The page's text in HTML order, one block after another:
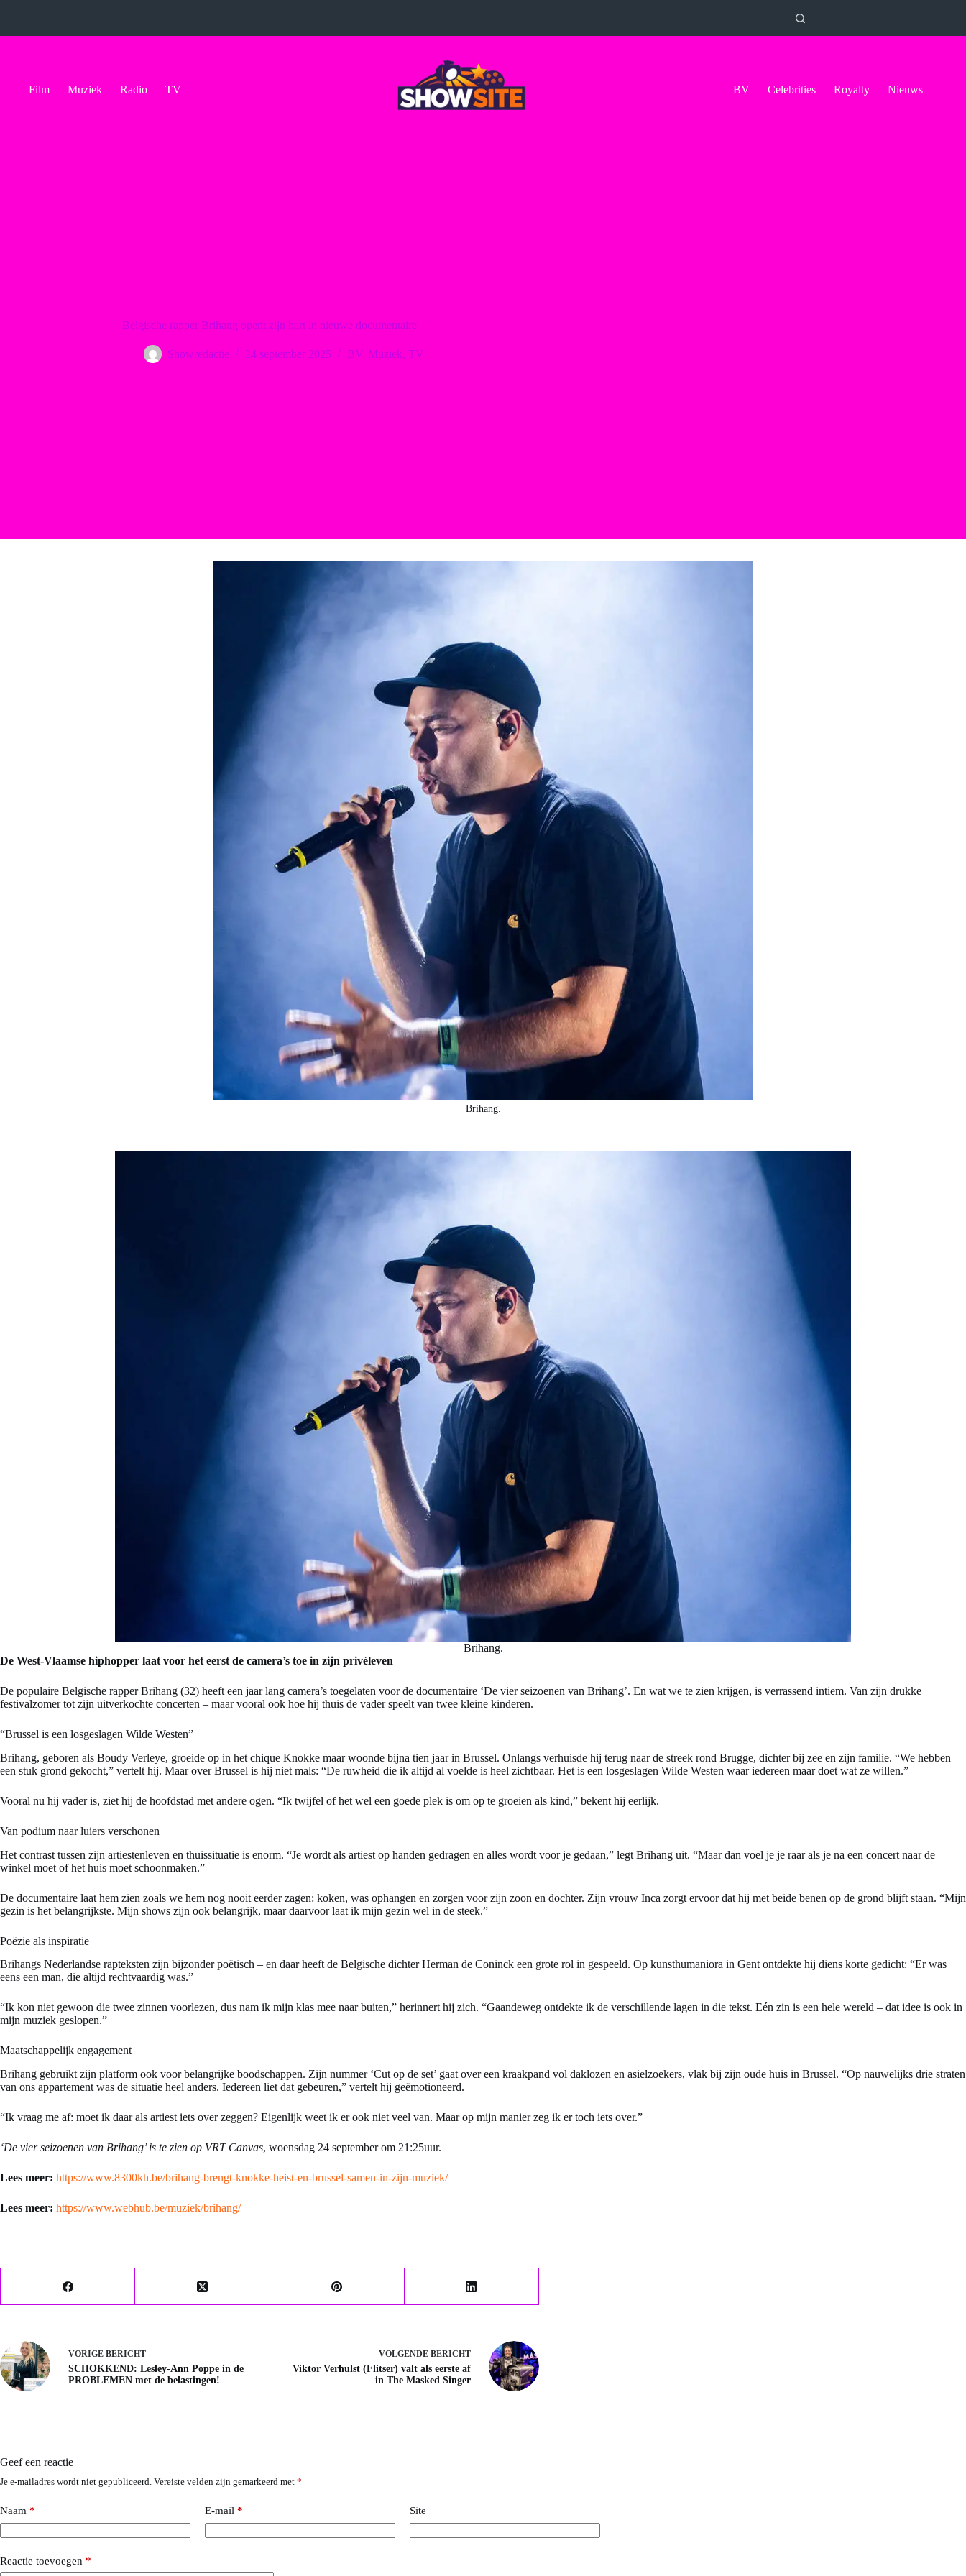
Film Muziek Radio TV BV Celebrities Royalty Nieuws
Belgische rapper Brihang opent zijn hart in nieuwe documentaire
Showredactie 24 september 2025 BV, Muziek, TV
Brihang.
Brihang.
De West-Vlaamse hiphopper laat voor het eerst de camera’s toe in zijn privéleven
De populaire Belgische rapper Brihang (32) heeft een jaar lang camera’s toegelaten voor de documentaire ‘De vier seizoenen van Brihang’. En wat we te zien krijgen, is verrassend intiem. Van zijn drukke
festivalzomer tot zijn uitverkochte concerten – maar vooral ook hoe hij thuis de vader speelt van twee kleine kinderen.
“Brussel is een losgeslagen Wilde Westen”
Brihang, geboren als Boudy Verleye, groeide op in het chique Knokke maar woonde bijna tien jaar in Brussel. Onlangs verhuisde hij terug naar de streek rond Brugge, dichter bij zee en zijn familie. “We hebben
een stuk grond gekocht,” vertelt hij. Maar over Brussel is hij niet mals: “De ruwheid die ik altijd al voelde is heel zichtbaar. Het is een losgeslagen Wilde Westen waar iedereen maar doet wat ze willen.”
Vooral nu hij vader is, ziet hij de hoofdstad met andere ogen. “Ik twijfel of het wel een goede plek is om op te groeien als kind,” bekent hij eerlijk.
Van podium naar luiers verschonen
Het contrast tussen zijn artiestenleven en thuissituatie is enorm. “Je wordt als artiest op handen gedragen en alles wordt voor je gedaan,” legt Brihang uit. “Maar dan voel je je raar als je na een concert naar de
winkel moet of het huis moet schoonmaken.”
De documentaire laat hem zien zoals we hem nog nooit eerder zagen: koken, was ophangen en zorgen voor zijn zoon en dochter. Zijn vrouw Inca zorgt ervoor dat hij met beide benen op de grond blijft staan. “Mijn
gezin is het belangrijkste. Mijn shows zijn ook belangrijk, maar daarvoor laat ik mijn gezin wel in de steek.”
Poëzie als inspiratie
Brihangs Nederlandse rapteksten zijn bijzonder poëtisch – en daar heeft de Belgische dichter Herman de Coninck een grote rol in gespeeld. Op kunsthumaniora in Gent ontdekte hij diens korte gedicht: “Er was
eens een man, die altijd rechtvaardig was.”
“Ik kon niet gewoon die twee zinnen voorlezen, dus nam ik mijn klas mee naar buiten,” herinnert hij zich. “Gaandeweg ontdekte ik de verschillende lagen in die tekst. Eén zin is een hele wereld – dat idee is ook in
mijn muziek geslopen.”
Maatschappelijk engagement
Brihang gebruikt zijn platform ook voor belangrijke boodschappen. Zijn nummer ‘Cut op de set’ gaat over een kraakpand vol daklozen en asielzoekers, vlak bij zijn oude huis in Brussel. “Op nauwelijks drie straten
van ons appartement was de situatie heel anders. Iedereen liet dat gebeuren,” vertelt hij geëmotioneerd.
“Ik vraag me af: moet ik daar als artiest iets over zeggen? Eigenlijk weet ik er ook niet veel van. Maar op mijn manier zeg ik er toch iets over.”
‘De vier seizoenen van Brihang’ is te zien op VRT Canvas, woensdag 24 september om 21:25uur.
Lees meer: https://www.8300kh.be/brihang-brengt-knokke-heist-en-brussel-samen-in-zijn-muziek/
Lees meer: https://www.webhub.be/muziek/brihang/
VORIGE BERICHT
SCHOKKEND: Lesley-Ann Poppe in de
PROBLEMEN met de belastingen!
VOLGENDE BERICHT
Viktor Verhulst (Flitser) valt als eerste af
in The Masked Singer
Geef een reactie
Je e-mailadres wordt niet gepubliceerd. Vereiste velden zijn gemarkeerd met *
Naam * E-mail * Site
Reactie toevoegen *